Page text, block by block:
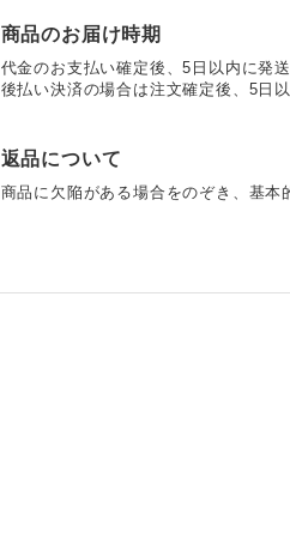
商品のお届け時期
代金のお支払い確定後、5日以内に発送
後払い決済の場合は注文確定後、5日
返品について
商品に欠陥がある場合をのぞき、基本